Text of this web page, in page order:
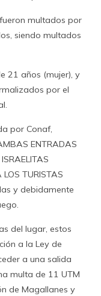
fueron multados por
siendo multados
21 años (mujer), y
por el
por Conaf,
ENTRADAS
TURISTAS
y debidamente
del lugar, estos
a la Ley de
a una salida
multa de 11 UTM
de Magallanes y